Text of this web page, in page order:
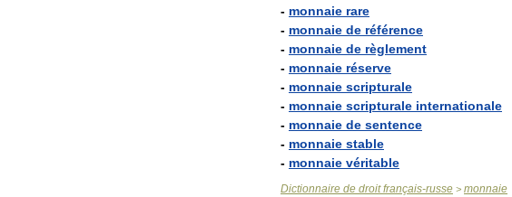
- monnaie rare
- monnaie de référence
- monnaie de règlement
- monnaie réserve
- monnaie scripturale
- monnaie scripturale internationale
- monnaie de sentence
- monnaie stable
- monnaie véritable
Dictionnaire de droit français-russe > monnaie